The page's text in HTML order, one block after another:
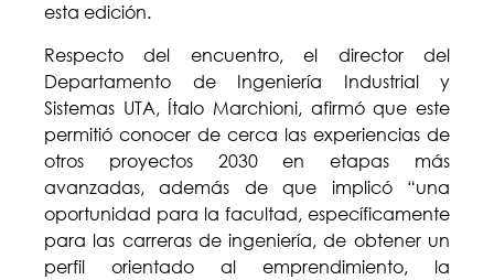
esta edición.
Respecto del encuentro, el director del
Departamento de Ingeniería Industrial y
Sistemas UTA, Ítalo Marchioni, afirmó que este
permitió conocer de cerca las experiencias de
otros proyectos 2030 en etapas más
avanzadas, además de que implicó “una
oportunidad para la facultad, específicamente
para las carreras de ingeniería, de obtener un
perfil orientado al emprendimiento, la